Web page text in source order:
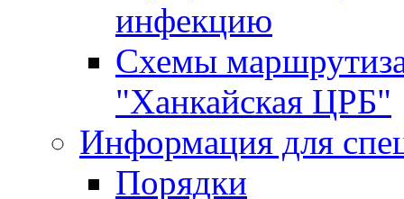
инфекцию
Схемы
"Ханкайская ЦРБ"
Информация для
Порядки